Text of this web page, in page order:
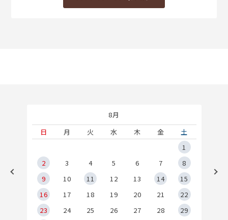
8月
日
月 火 水 木 金
土
1
2
3 4 5 6 7
8
9
10 11 12 13 14
15
16
17 18 19 20 21
22
23
24 25 26 27 28
29